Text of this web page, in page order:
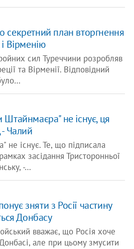
секретний план вторгнення
Вірменію
сил Туреччини розробляв
та Вірменії. Відповідний
не існує, ця
Чалий
існує. Те, що підписала
засідання Тристоронньої
-…
зняти з Росії частину
Донбасу
вважає, що Росія хоче
але при цьому змусити